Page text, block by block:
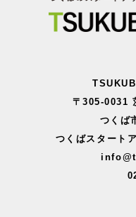
〒305-0031
つくば
つくばスタート